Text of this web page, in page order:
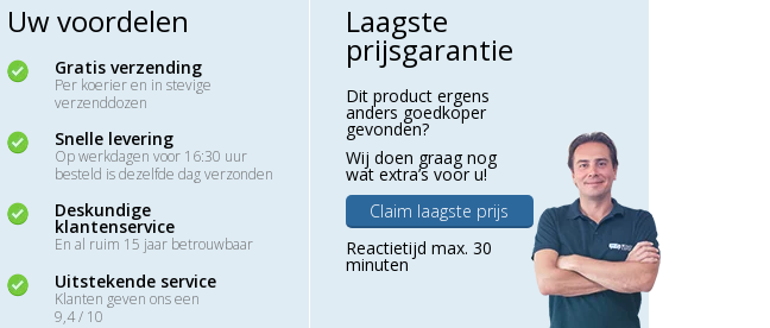
Uw voordelen
Gratis verzending
Per koerier en in stevige
verzenddozen
Snelle levering
Op werkdagen voor 16:30 uur
besteld is dezelfde dag verzonden
Deskundige
klantenservice
En al ruim 15 jaar betrouwbaar
Uitstekende service
Klanten geven ons een
9,4 / 10
Laagste
prijsgarantie
Dit product ergens
anders goedkoper
gevonden?
Wij doen graag nog
wat extra’s voor u!
Claim laagste prijs
Reactietijd max. 30
minuten